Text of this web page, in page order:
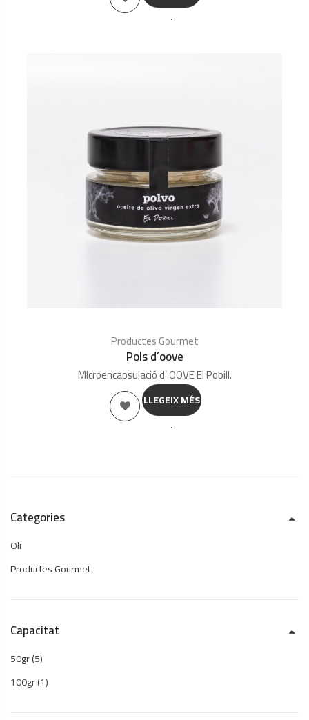
Productes Gourmet
Pols d’oove
MIcroencapsulació d’ OOVE El Pobill.
LLEGEIX MÉS
Categories
Oli
Productes Gourmet
Capacitat
50gr(5)
100gr(1)